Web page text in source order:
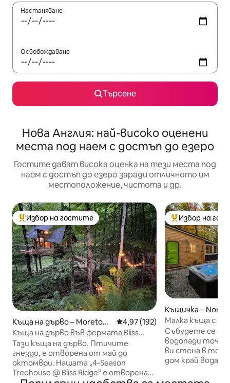
Настаняване
Освобождаване
Търсене
Нова Англия: най-високо оценени
места под наем с достъп до езеро
Гостите дават висока оценка на тези места под
наем с достъп до езеро заради отличното им
местоположение, чистота и др.
Най-популярен избор на гостите
Избор на гостите
Къща на дърво – Moretow
n
Средна оценка: 4,97 от 5,
4,97 (192)
Къща на дърво във фермата Bliss
Ridge - най-добрите гледки във VT!
Тази къща на дърво, Птичите
гнездо, е отворена от май до
октомври. Нашата „4-Season
Treehouse @ Bliss Ridge“ е отворена
Най-популярен
Избор на
Къщичка –
Малка къща с
стени и
Събудете се на
водопади
ви стена в
дом край
с изглед към